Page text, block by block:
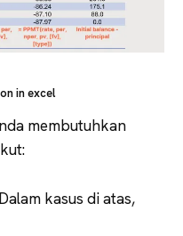
in excel
membutuhkan
kasus di atas,